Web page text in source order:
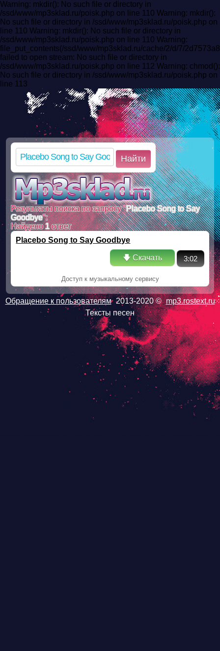
Warning: mkdir(): No such file or directory in
/ssd/www/mp3sklad.ru/poisk.php on line 110 Warning: mkdir():
No such file or directory in /ssd/www/mp3sklad.ru/poisk.php on
line 110 Warning: mkdir(): No such file or directory in
/ssd/www/mp3sklad.ru/poisk.php on line 110 Warning:
file_put_contents(/ssd/www/mp3sklad.ru/cache/2/d/7/
failed to open stream: No such file or directory in
/ssd/www/mp3sklad.ru/poisk.php on line 112 Warning: chmod():
No such file or directory in /ssd/www/mp3sklad.ru/poisk.php on
line 113
Найти
Результаты поиска по запросу "Placebo Song to Say
Goodbye":
Найдено1ответ
Placebo Song to Say Goodbye
🡇 Скачать 3:02
Доступ к музыкальному сервису
Обращение к пользователям 2013-2020 © mp3.rostext.ru
Тексты песен